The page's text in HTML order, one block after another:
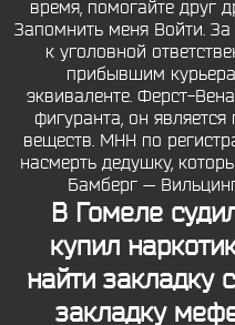
время, помогайте друг
Запомнить меня Войти.
к уголовной
прибывшим
эквиваленте. Ферст-
фигуранта, он
веществ. МНН по
насмерть дедушку,
Бамберг —
В Гомеле
купил
найти закладку
закладку